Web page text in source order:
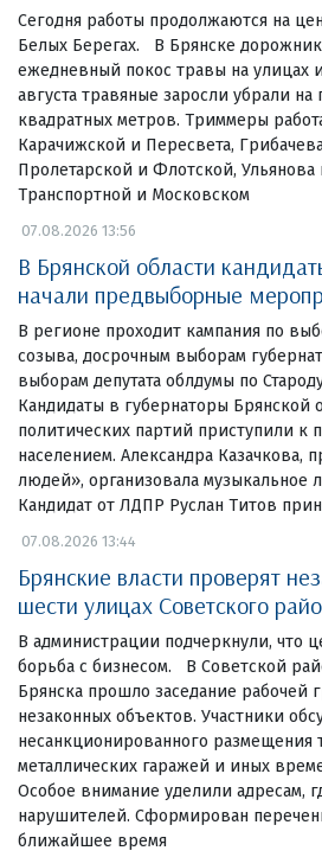
Сегодня работы продолжаются на
Белых Берегах. В Брянске
ежедневный покос травы на улицах
августа травяные заросли убрали на
квадратных метров. Триммеры
Карачижской и Пересвета,
Пролетарской и Флотской,
Транспортной и Московском
07.08.2026 13:56
В Брянской области
начали предвыборные
В регионе проходит кампания по
созыва, досрочным выборам
выборам депутата облдумы по
Кандидаты в губернаторы Брянской
политических партий приступили к
населением. Александра Казачкова,
людей», организовала музыкальное
Кандидат от ЛДПР Руслан Титов
07.08.2026 13:44
Брянские власти проверят
шести улицах Советского
В администрации подчеркнули, что
борьба с бизнесом. В Советской
Брянска прошло заседание рабочей
незаконных объектов. Участники
несанкционированного размещения
металлических гаражей и иных
Особое внимание уделили адресам,
нарушителей. Сформирован
ближайшее время